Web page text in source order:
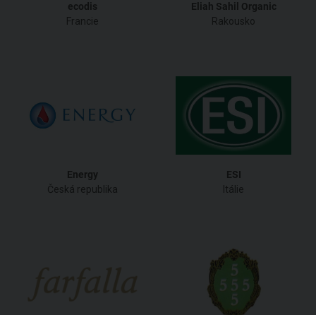
ecodis
Francie
Eliah Sahil Organic
Rakousko
Energy
Česká republika
ESI
Itálie